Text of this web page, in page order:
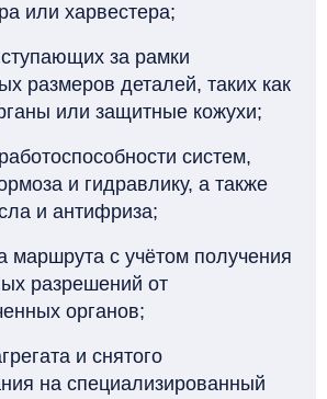
или харвестера;
за рамки
размеров деталей, таких как
или защитные кожухи;
систем,
и гидравлику, а также
и антифриза;
маршрута с учётом получения
разрешений от
органов;
и снятого
на специализированный